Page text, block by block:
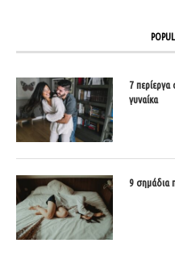
7 περίεργα
γυναίκα
9 σημάδια